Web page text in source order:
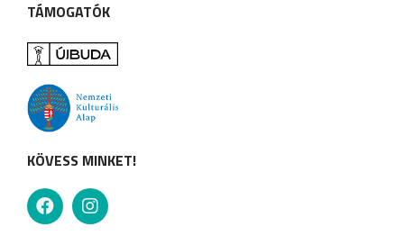
TÁMOGATÓK
KÖVESS MINKET!